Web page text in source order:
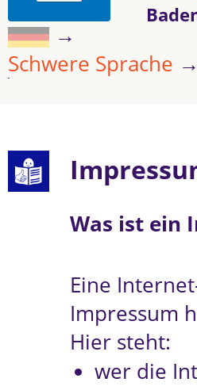
→
Schwere Sprache →
Was ist ein
Eine
Impressum
Hier steht:
wer die